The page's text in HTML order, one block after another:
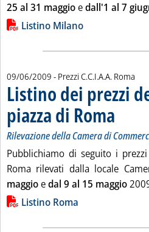
25 al 31 maggioedall'1 al 7
Lista allegati PDF alla
Listino Milano
09/06/2009 - Prezzi C.C.I.A.A. Roma
Listino dei prezzi
piazza di Roma ..
Rilevazione della Camera di
Pubblichiamo di seguito i
Roma rilevati dalla locale
maggioedal 9 al 15 maggio
Lista allegati PDF alla
Listino Roma